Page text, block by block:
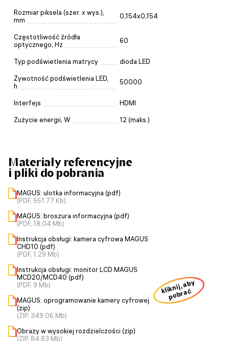
Rozmiar piksela (szer. x wys.),
mm
0,154x0,154
Częstotliwość źródła
optycznego, Hz
60
Typ podświetlenia matrycy dioda LED
Żywotność podświetlenia LED,
h
50000
Interfejs HDMI
Zużycie energii, W 12 (maks.)
Materiały referencyjne
i pliki do pobrania
MAGUS: ulotka informacyjna (pdf)
(PDF, 551.77 Kb)
MAGUS: broszura informacyjna (pdf)
(PDF, 18.04 Mb)
Instrukcja obsługi: kamera cyfrowa MAGUS
CHD10 (pdf)
(PDF, 1.29 Mb)
Instrukcja obsługi: monitor LCD MAGUS
MCD20/MCD40 (pdf)
(PDF, 9 Mb)
MAGUS: oprogramowanie kamery cyfrowej
(zip)
(ZIP, 349.06 Mb)
Obrazy w wysokiej rozdzielczości (zip)
(ZIP, 84.83 Mb)
kliknij, aby
pobrać